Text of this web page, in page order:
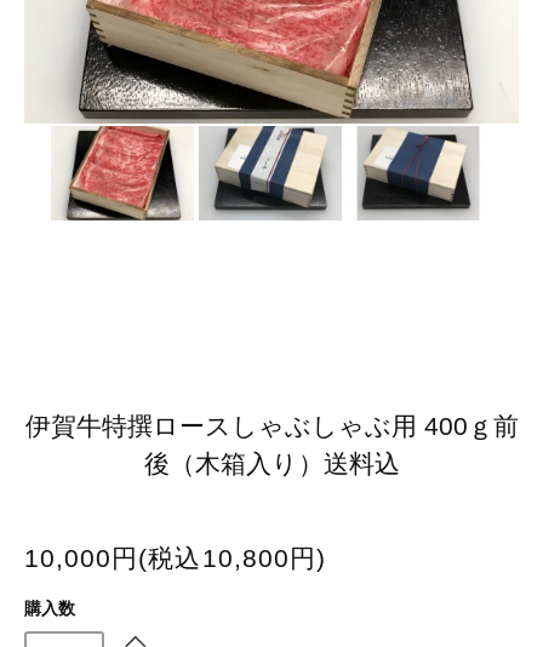
伊賀牛特撰ロースしゃぶしゃぶ用 400ｇ前
後（木箱入り）送料込
10,000円(税込10,800円)
購入数